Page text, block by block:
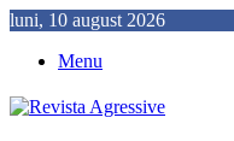
luni, 10 august 2026
Menu